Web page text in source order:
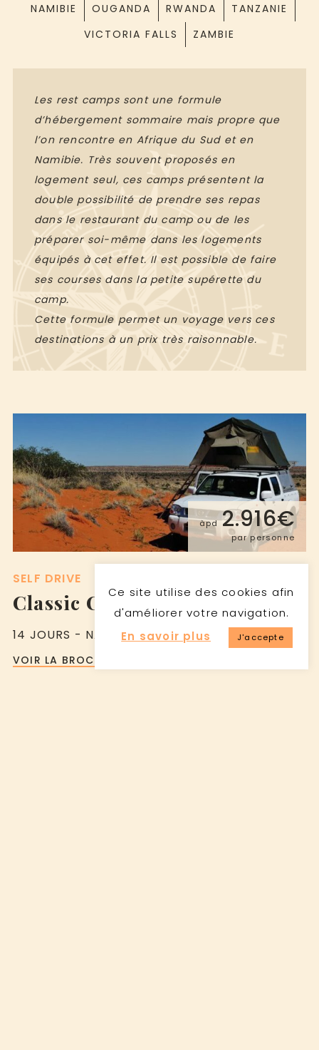
NAMIBIE
OUGANDA RWANDA
TANZANIE
VICTORIA FALLS
ZAMBIE
Les rest camps sont une formule
d’hébergement sommaire mais propre que
l’on rencontre en Afrique du Sud et en
Namibie. Très souvent proposés en
logement seul, ces camps présentent la
double possibilité de prendre ses repas
dans le restaurant du camp ou de les
préparer soi-même dans les logements
équipés à cet effet. Il est possible de faire
ses courses dans la petite supérette du
camp.
Cette formule permet un voyage vers ces
destinations à un prix très raisonnable.
àpd2.916€
par personne
SELF DRIVE
Classic Camping Namibia
14 JOURS - NAMIBIE
VOIR LA BROCHURE
Ce site utilise des cookies afin
d'améliorer votre navigation.
En savoir plus
J'accepte